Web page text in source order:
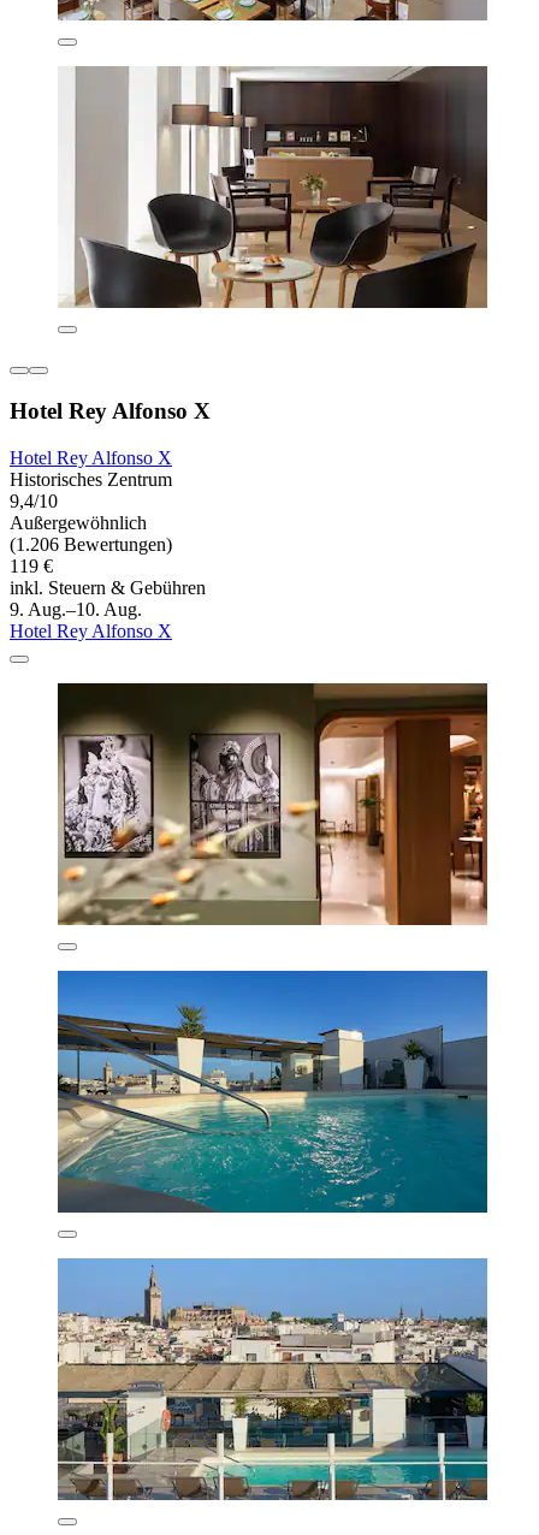
Hotel Rey Alfonso X
Hotel Rey Alfonso X
Historisches Zentrum
9,4/10
Außergewöhnlich
(1.206 Bewertungen)
119 €
inkl. Steuern & Gebühren
9. Aug.–10. Aug.
Hotel Rey Alfonso X